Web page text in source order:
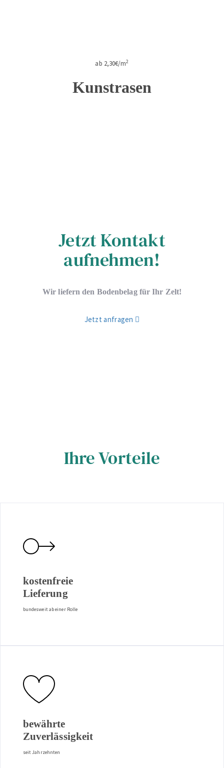
ab 2,30€/m2
Kunstrasen
Jetzt Kontakt
aufnehmen!
Wir liefern den Bodenbelag für Ihr Zelt!
Jetzt anfragen
Ihre Vorteile
kostenfreie
Lieferung
bundesweit ab einer Rolle
bewährte
Zuverlässigkeit
seit Jahrzehnten